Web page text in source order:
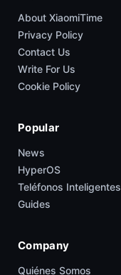
About XiaomiTime
Privacy Policy
Contact Us
Write For Us
Cookie Policy
Popular
News
HyperOS
Teléfonos Inteligentes
Guides
Company
Quiénes Somos